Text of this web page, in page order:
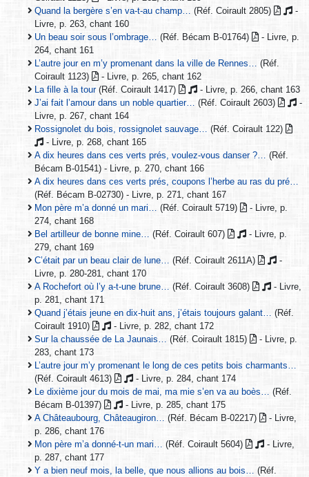
Quand la bergère s’en va-t-au champ…
(Réf. Coirault 2805)
-
Livre, p. 263, chant 160
Un beau soir sous l’ombrage…
(Réf. Bécam B-01764)
- Livre, p.
264, chant 161
L’autre jour en m’y promenant dans la ville de Rennes…
(Réf.
Coirault 1123)
- Livre, p. 265, chant 162
La fille à la tour(Réf. Coirault 1417)
- Livre, p. 266, chant 163
J’ai fait l’amour dans un noble quartier…
(Réf. Coirault 2603)
-
Livre, p. 267, chant 164
Rossignolet du bois, rossignolet sauvage…
(Réf. Coirault 122)
- Livre, p. 268, chant 165
A dix heures dans ces verts prés, voulez-vous danser ?…
(Réf.
Bécam B-01541) - Livre, p. 270, chant 166
A dix heures dans ces verts prés, coupons l’herbe au ras du pré…
(Réf. Bécam B-02730) - Livre, p. 271, chant 167
Mon père m’a donné un mari…
(Réf. Coirault 5719)
- Livre, p.
274, chant 168
Bel artilleur de bonne mine…
(Réf. Coirault 607)
- Livre, p.
279, chant 169
C’était par un beau clair de lune…
(Réf. Coirault 2611A)
-
Livre, p. 280-281, chant 170
A Rochefort où l’y a-t-une brune…
(Réf. Coirault 3608)
- Livre,
p. 281, chant 171
Quand j’étais jeune en dix-huit ans, j’étais toujours galant…
(Réf.
Coirault 1910)
- Livre, p. 282, chant 172
Sur la chaussée de La Jaunais…
(Réf. Coirault 1815)
- Livre, p.
283, chant 173
L’autre jour m’y promenant le long de ces petits bois charmants…
(Réf. Coirault 4613)
- Livre, p. 284, chant 174
Le dixième jour du mois de mai, ma mie s’en va au boès…
(Réf.
Bécam B-01397)
- Livre, p. 285, chant 175
A Châteaubourg, Châteaugiron…
(Réf. Bécam B-02217)
- Livre,
p. 286, chant 176
Mon père m’a donné-t-un mari…
(Réf. Coirault 5604)
- Livre,
p. 287, chant 177
Y a bien neuf mois, la belle, que nous allions au bois…
(Réf.